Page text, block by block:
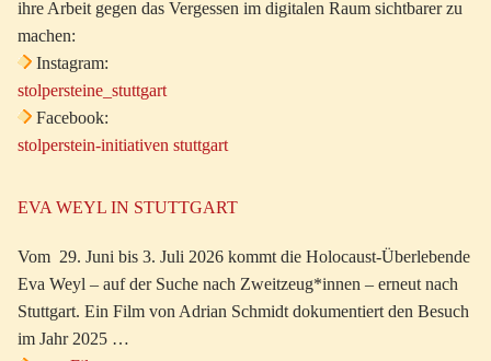
ihre Arbeit gegen das Vergessen im digitalen Raum sichtbarer zu
machen:
Instagram:
stolpersteine_stuttgart
Facebook:
stolperstein-initiativen stuttgart
EVA WEYL IN STUTTGART
Vom 29. Juni bis 3. Juli 2026 kommt die Holocaust-Überlebende
Eva Weyl – auf der Suche nach Zweitzeug*innen – erneut nach
Stuttgart. Ein Film von Adrian Schmidt dokumentiert den Besuch
im Jahr 2025 …